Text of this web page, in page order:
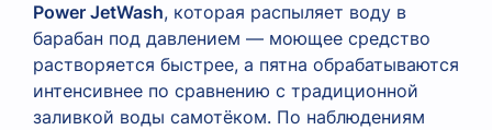
Power JetWash, которая распыляет воду в
барабан под давлением — моющее средство
растворяется быстрее, а пятна обрабатываются
интенсивнее по сравнению с традиционной
заливкой воды самотёком. По наблюдениям